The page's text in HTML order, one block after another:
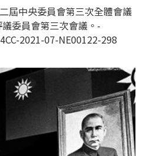
屆中央委員會第三次全體會議
委員會第三次會議。-
2021-07-NE00122-298